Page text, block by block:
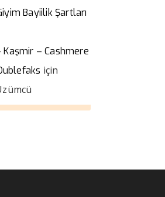
Bayiilik Şartları
Kaşmir – Cashmere
için